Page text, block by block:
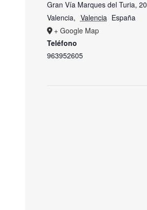
Gran Vía Marques del Turia, 20
Valencia, Valencia España
+ Google Map
Teléfono
963952605